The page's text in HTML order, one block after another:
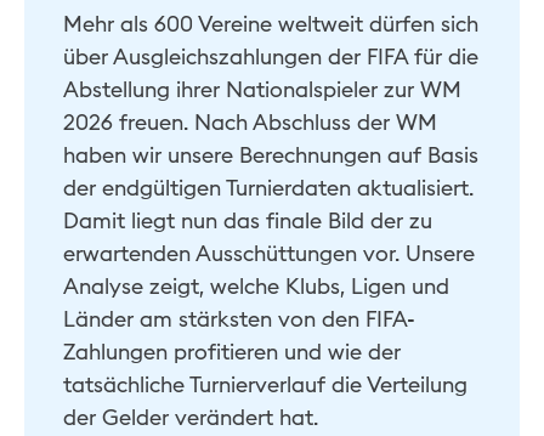
Nachhaltig
Mehr als 600 Vereine weltweit dürfen sich
über Ausgleichszahlungen der FIFA für die
Abstellung ihrer Nationalspieler zur WM
2026 freuen. Nach Abschluss der WM
haben wir unsere Berechnungen auf Basis
der endgültigen Turnierdaten aktualisiert.
Damit liegt nun das finale Bild der zu
erwartenden Ausschüttungen vor. Unsere
Analyse zeigt, welche Klubs, Ligen und
Länder am stärksten von den FIFA-
Zahlungen profitieren und wie der
tatsächliche Turnierverlauf die Verteilung
der Gelder verändert hat.